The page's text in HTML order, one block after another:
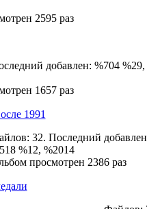
2595 раз
добавлен: %704 %29,
1657 раз
1991
32. Последний
%12, %2014
просмотрен 2386 раз